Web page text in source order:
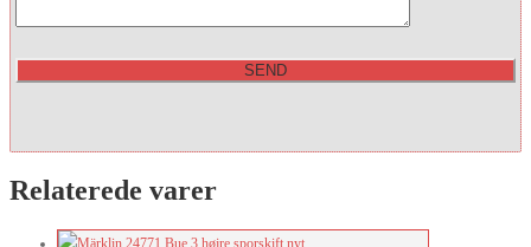
Relaterede varer